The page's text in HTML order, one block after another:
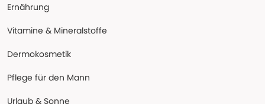
Ernährung
Vitamine & Mineralstoffe
Dermokosmetik
Pflege für den Mann
Urlaub & Sonne